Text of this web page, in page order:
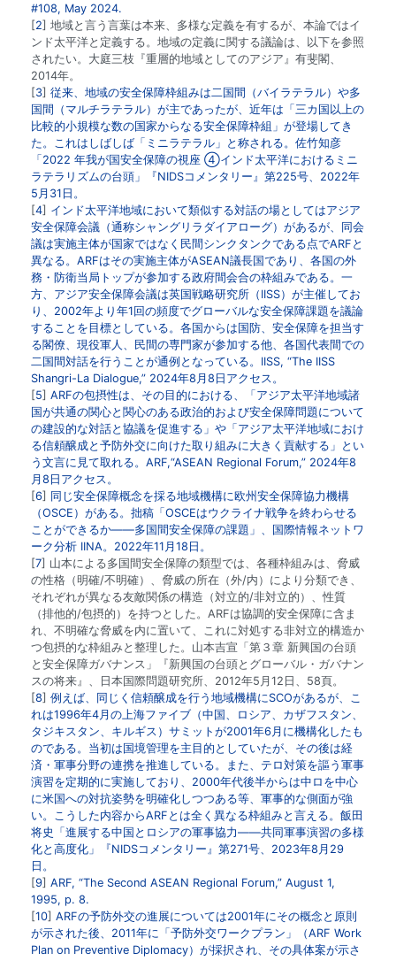
#108, May 2024.
2
地域と言う言葉は本来、多様な定義を有するが、本論ではイ
ンド太平洋と定義する。地域の定義に関する議論は、以下を参照
されたい。大庭三枝『重層的地域としてのアジア』有斐閣、
2014年。
3 従来、地域の安全保障枠組みは二国間（バイラテラル）や多
国間（マルチラテラル）が主であったが、近年は「三カ国以上の
比較的小規模な数の国家からなる安全保障枠組」が登場してき
た。これはしばしば「ミニラテラル」と称される。佐竹知彦
「2022 年我が国安全保障の視座 ④インド太平洋におけるミニ
ラテラリズムの台頭」『NIDSコメンタリー』第225号、2022年
5月31日。
4
インド太平洋地域において類似する対話の場としてはアジア
安全保障会議（通称シャングリラダイアローグ）があるが、同会
議は実施主体が国家ではなく民間シンクタンクである点でARFと
異なる。ARFはその実施主体がASEAN議長国であり、各国の外
務・防衛当局トップが参加する政府間会合の枠組みである。一
方、アジア安全保障会議は英国戦略研究所（IISS）が主催してお
り、2002年より年1回の頻度でグローバルな安全保障課題を議論
することを目標としている。各国からは国防、安全保障を担当す
る閣僚、現役軍人、民間の専門家が参加する他、各国代表間での
二国間対話を行うことが通例となっている。IISS, “The IISS
Shangri-La Dialogue,” 2024年8月8日アクセス。
5
ARFの包摂性は、その目的における、「アジア太平洋地域諸
国が共通の関心と関心のある政治的および安全保障問題について
の建設的な対話と協議を促進する」や「アジア太平洋地域におけ
る信頼醸成と予防外交に向けた取り組みに大きく貢献する」とい
う文言に見て取れる。ARF,“ASEAN Regional Forum,” 2024年8
月8日アクセス。
6
同じ安全保障概念を採る地域機構に欧州安全保障協力機構
（OSCE）がある。拙稿「 OSCEはウクライナ戦争を終わらせる
ことができるか――多国間安全保障の課題 」、国際情報ネットワ
ーク分析 IINA。2022年11月18日。
7
山本による多国間安全保障の類型では、各種枠組みは、脅威
の性格（明確/不明確）、脅威の所在（外/内）により分類でき、
それぞれが異なる友敵関係の構造（対立的/非対立的）、性質
（排他的/包摂的）を持つとした。ARFは協調的安全保障に含ま
れ、不明確な脅威を内に置いて、これに対処する非対立的構造か
つ包摂的な枠組みと整理した。山本吉宣「第３章 新興国の台頭
と安全保障ガバナンス」『新興国の台頭とグローバル・ガバナン
スの将来』、日本国際問題研究所、2012年5月12日、58頁。
8
例えば、同じく信頼醸成を行う地域機構にSCOがあるが、こ
れは1996年4月の上海ファイブ（中国、ロシア、カザフスタン、
タジキスタン、キルギス）サミットが2001年6月に機構化したも
のである。当初は国境管理を主目的としていたが、その後は経
済・軍事分野の連携を推進している。また、テロ対策を謳う軍事
演習を定期的に実施しており、2000年代後半からは中ロを中心
に米国への対抗姿勢を明確化しつつある等、軍事的な側面が強
い。こうした内容からARFとは全く異なる枠組みと言える。飯田
将史「 進展する中国とロシアの軍事協力——共同軍事演習の多様
化と高度化 」『NIDSコメンタリー』第271号、2023年8月29
日。
9 ARF, “The Second ASEAN Regional Forum,” August 1,
1995, p. 8.
10 ARFの予防外交の進展については2001年にその概念と原則
が示された後、2011年に「予防外交ワークプラン」（ARF Work
Plan on Preventive Diplomacy）が採択され、その具体案が示さ